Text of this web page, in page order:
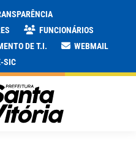
FUNCIONÁRIOS
DE T.I.
WEBMAIL
SIC